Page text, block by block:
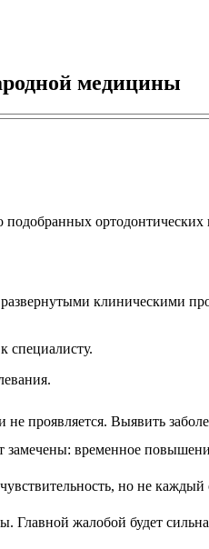
медицины
ортодонтических
клиническими
специалисту.
проявляется. Выявить
временное
но не
Главной жалобой будет